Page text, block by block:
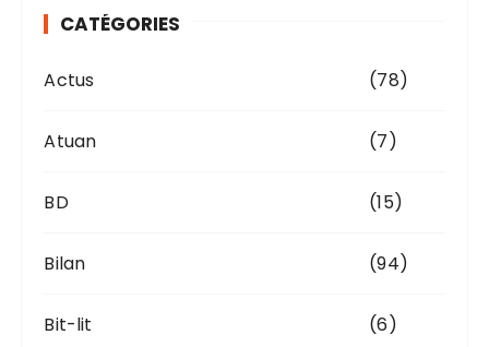
e CATÉGORIES
Actus (78)
Atuan (7)
BD (15)
Bilan (94)
Bit-lit (6)